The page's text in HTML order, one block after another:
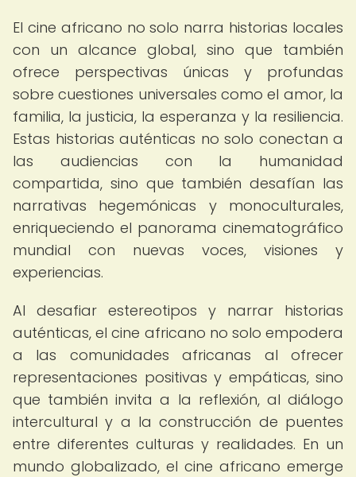
El cine africano no solo narra historias locales
con un alcance global, sino que también
ofrece perspectivas únicas y profundas
sobre cuestiones universales como el amor, la
familia, la justicia, la esperanza y la resiliencia.
Estas historias auténticas no solo conectan a
las audiencias con la humanidad
compartida, sino que también desafían las
narrativas hegemónicas y monoculturales,
enriqueciendo el panorama cinematográfico
mundial con nuevas voces, visiones y
experiencias.
Al desafiar estereotipos y narrar historias
auténticas, el cine africano no solo empodera
a las comunidades africanas al ofrecer
representaciones positivas y empáticas, sino
que también invita a la reflexión, al diálogo
intercultural y a la construcción de puentes
entre diferentes culturas y realidades. En un
mundo globalizado, el cine africano emerge